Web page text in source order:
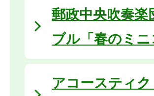
郵政中央吹奏
ブル「春のミ
アコースティ